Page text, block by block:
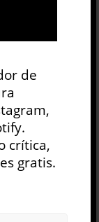
de
crítica,
gratis.